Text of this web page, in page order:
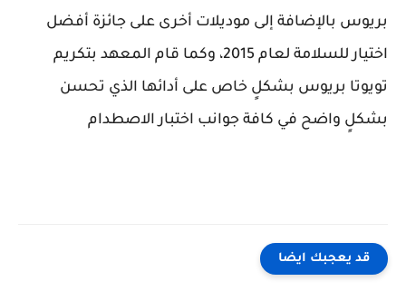
بريوس بالإضافة إلى موديلات أخرى على جائزة أفضل
اختيار للسلامة لعام 2015، وكما قام المعهد بتكريم
تويوتا بريوس بشكلٍ خاص على أدائها الذي تحسن
بشكلٍ واضح في كافة جوانب اختبار الاصطدام
قد يعجبك ايضا